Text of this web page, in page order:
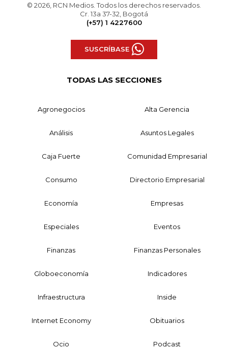
© 2026, RCN Medios. Todos los derechos reservados.
Cr. 13a 37-32, Bogotá
(+57) 1 4227600
SUSCRÍBASE
TODAS LAS SECCIONES
Agronegocios Alta Gerencia
Análisis Asuntos Legales
Caja Fuerte Comunidad Empresarial
Consumo Directorio Empresarial
Economía Empresas
Especiales Eventos
Finanzas Finanzas Personales
Globoeconomía Indicadores
Infraestructura Inside
Internet Economy Obituarios
Ocio Podcast